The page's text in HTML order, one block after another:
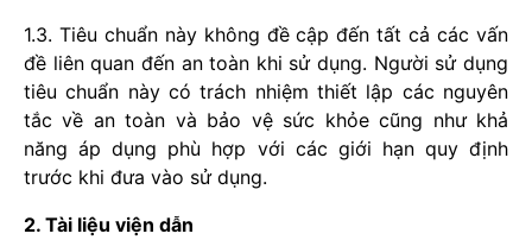
1.3. Tiêu chuẩn này không đề cập đến tất cả các vấn
đề liên quan đến an toàn khi sử dụng. Người sử dụng
tiêu chuẩn này có trách nhiệm thiết lập các nguyên
tắc về an toàn và bảo vệ sức khỏe cũng như khả
năng áp dụng phù hợp với các giới hạn quy định
trước khi đưa vào sử dụng.
2. Tài liệu viện dẫn